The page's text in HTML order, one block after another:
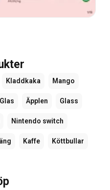
Kladdkaka Mango
Glas Äpplen Glass
Nintendo switch
Kaffe Köttbullar